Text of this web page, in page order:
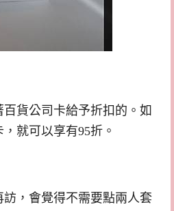
貨公司卡給予折扣的。如
就可以享有95折。
，會覺得不需要點兩人套